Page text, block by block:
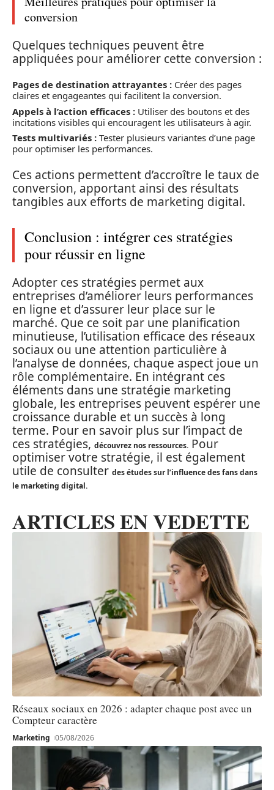
conversion
Quelques techniques peuvent être
appliquées pour améliorer cette conversion :
Pages de destination attrayantes : Créer des pages
claires et engageantes qui facilitent la conversion.
Appels à l’action efficaces : Utiliser des boutons et des
incitations visibles qui encouragent les utilisateurs à agir.
Tests multivariés : Tester plusieurs variantes d’une page
pour optimiser les performances.
Ces actions permettent d’accroître le taux de
conversion, apportant ainsi des résultats
tangibles aux efforts de marketing digital.
Conclusion : intégrer ces stratégies
pour réussir en ligne
Adopter ces stratégies permet aux
entreprises d’améliorer leurs performances
en ligne et d’assurer leur place sur le
marché. Que ce soit par une planification
minutieuse, l’utilisation efficace des réseaux
sociaux ou une attention particulière à
l’analyse de données, chaque aspect joue un
rôle complémentaire. En intégrant ces
éléments dans une stratégie marketing
globale, les entreprises peuvent espérer une
croissance durable et un succès à long
terme. Pour en savoir plus sur l’impact de
ces stratégies, découvrez nos ressources. Pour
optimiser votre stratégie, il est également
utile de consulter des études sur l’influence des fans dans
le marketing digital.
ARTICLES EN VEDETTE
Réseaux sociaux en 2026 : adapter chaque post avec un
Compteur caractère
Marketing 05/08/2026